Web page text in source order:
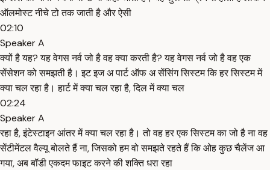
ऑलमोस्ट नीचे टो तक जाती है और ऐसी
02:10
Speaker A
क्यों है यह? यह वेगस नर्व जो है वह क्या करती है? यह वेगस नर्व जो है वह एक
सेंसेशन को समझती है। इट इज अ पार्ट ऑफ अ सेंसिंग सिस्टम कि हर सिस्टम में
क्या चल रहा है। हार्ट में क्या चल रहा है, दिल में क्या चल
02:24
Speaker A
रहा है, इंटेस्टाइन आंतर में क्या चल रहा है। तो वह हर एक सिस्टम का जो है ना वह
सेंटीमेंटल वैल्यू बोलते हैं ना, जिसको हम वो समझते रहते हैं कि ओह कुछ चैलेंज आ
गया, अब बॉडी एकदम फाइट करने की शक्ति धरा रहा